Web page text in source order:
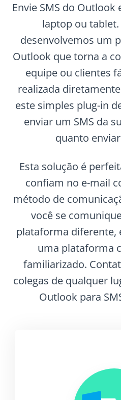
Envie SMS do
laptop ou tablet.
desenvolvemos um
Outlook que torna a
equipe ou clientes
realizada
este simples plug-in
enviar um SMS da
quanto
Esta solução é
confiam no e-mail
método de
você se
plataforma diferente,
uma plataforma
familiarizado.
colegas de qualquer
Outlook para